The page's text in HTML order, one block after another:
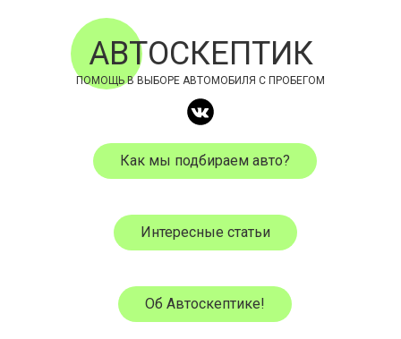
АВТОСКЕПТИК
ПОМОЩЬ В ВЫБОРЕ АВТОМОБИЛЯ С ПРОБЕГОМ
Как мы подбираем авто?
Интересные статьи
Об Автоскептике!